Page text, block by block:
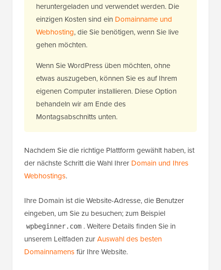
heruntergeladen und verwendet werden. Die
einzigen Kosten sind ein Domainname und
Webhosting, die Sie benötigen, wenn Sie live
gehen möchten.
Wenn Sie WordPress üben möchten, ohne
etwas auszugeben, können Sie es auf Ihrem
eigenen Computer installieren. Diese Option
behandeln wir am Ende des
Montagsabschnitts unten.
Nachdem Sie die richtige Plattform gewählt haben, ist
der nächste Schritt die Wahl Ihrer Domain und Ihres
Webhostings.
Ihre Domain ist die Website-Adresse, die Benutzer
eingeben, um Sie zu besuchen; zum Beispiel
wpbeginner.com . Weitere Details finden Sie in
unserem Leitfaden zurAuswahl des besten
Domainnamensfür Ihre Website.